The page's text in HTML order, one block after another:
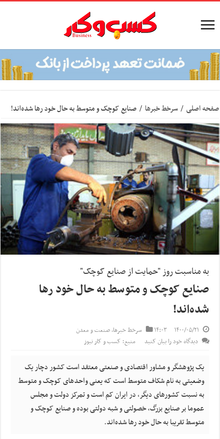
صفحه اصلی / سرخط خبرها / صنایع کوچک و متوسط به حال خود رها شده‌اند!
به مناسبت روز "حمایت از صنایع کوچک"
صنایع کوچک و متوسط به حال خود رها
شده‌اند!
۱۴۰۰/۰۵/۲۱ ۱۴:۰۳ سرخط خبرها,صنعت و معدن
دیدگاه خود را بیان کنید
منبع: کسب و کار نیوز
یک پژوهشگر و مشاور اقتصادی و صنعتی معتقد است کشور دچار یک
وضعیتی به نام شکاف متوسط است که یعنی واحدهای کوچک و متوسط
به نسبت کشورهای دیگر، در ایران کم است و تمرکز دولت و مجلس
عموما بر صنایع بزرگ، خصولتی و شبه دولتی بوده و صنایع کوچک و
متوسط تقریبا به حال خود رها شده‌اند.